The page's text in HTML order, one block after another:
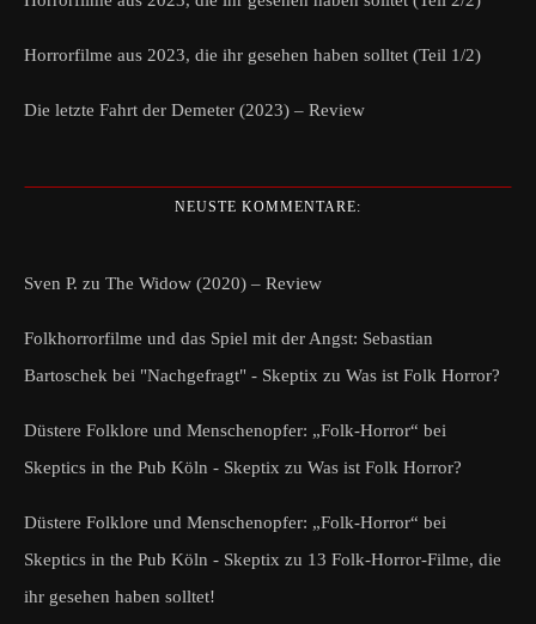
Horrorfilme aus 2023, die ihr gesehen haben solltet (Teil 1/2)
Die letzte Fahrt der Demeter (2023) – Review
NEUSTE KOMMENTARE:
Sven P. zu The Widow (2020) – Review
Folkhorrorfilme und das Spiel mit der Angst: Sebastian
Bartoschek bei "Nachgefragt" - Skeptix zu Was ist Folk Horror?
Düstere Folklore und Menschenopfer: „Folk-Horror“ bei
Skeptics in the Pub Köln - Skeptix zu Was ist Folk Horror?
Düstere Folklore und Menschenopfer: „Folk-Horror“ bei
Skeptics in the Pub Köln - Skeptix zu 13 Folk-Horror-Filme, die
ihr gesehen haben solltet!